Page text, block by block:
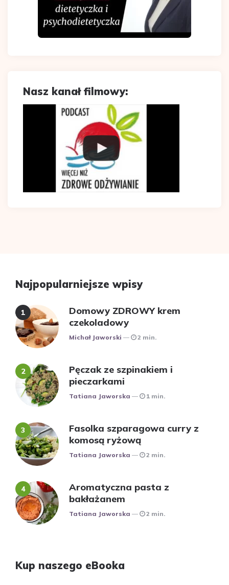
Nasz kanał filmowy:
Najpopularniejsze wpisy
Domowy ZDROWY krem
czekoladowy
Posted
Michał Jaworski 2 min.
Pęczak ze szpinakiem i
pieczarkami
Posted
Tatiana Jaworska 1 min.
Fasolka szparagowa curry z
komosą ryżową
Posted
Tatiana Jaworska 2 min.
Aromatyczna pasta z
bakłażanem
Posted
Tatiana Jaworska 2 min.
Kup naszego eBooka